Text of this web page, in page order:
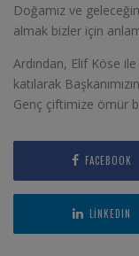
Doğamız ve
almak bizler için
Ardından, Elif Köse
katılarak
Genç çiftimize ömür
FACEBOOK
LINKEDIN